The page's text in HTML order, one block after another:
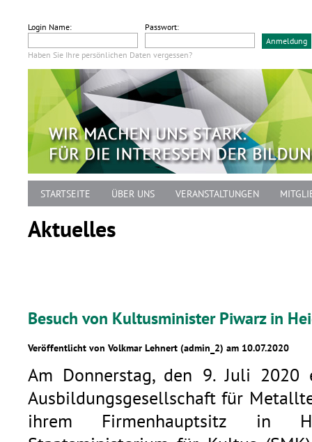
Login Name: Passwort:
Haben Sie Ihre persönlichen Daten vergessen?
STARTSEITE ÜBER UNS VERANSTALTUNGEN
Aktuelles
Besuch von Kultusminister Piwarz in
Veröffentlicht von Volkmar Lehnert (admin_2) am 10.07.2020
Am Donnerstag, den 9. Juli 2020
Ausbildungsgesellschaft für
ihrem Firmenhauptsitz in